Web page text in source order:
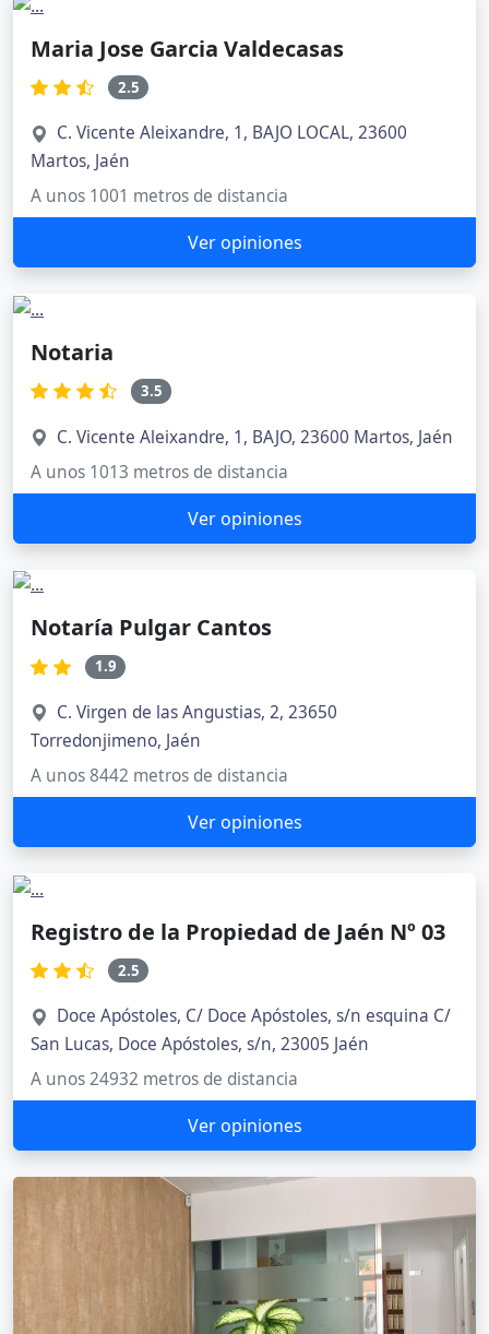
Maria Jose Garcia Valdecasas
2.5
C. Vicente Aleixandre, 1, BAJO LOCAL, 23600
Martos, Jaén
A unos 1001 metros de distancia
Ver opiniones
Notaria
3.5
C. Vicente Aleixandre, 1, BAJO, 23600 Martos, Jaén
A unos 1013 metros de distancia
Ver opiniones
Notaría Pulgar Cantos
1.9
C. Virgen de las Angustias, 2, 23650
Torredonjimeno, Jaén
A unos 8442 metros de distancia
Ver opiniones
Registro de la Propiedad de Jaén Nº 03
2.5
Doce Apóstoles, C/ Doce Apóstoles, s/n esquina C/
San Lucas, Doce Apóstoles, s/n, 23005 Jaén
A unos 24932 metros de distancia
Ver opiniones